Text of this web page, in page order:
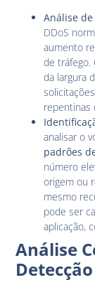
Análise
DDoS
aumento
de
da largura
repentinas
analisar o
padrões
número
origem ou
mesmo
pode ser
aplicação,
Análise